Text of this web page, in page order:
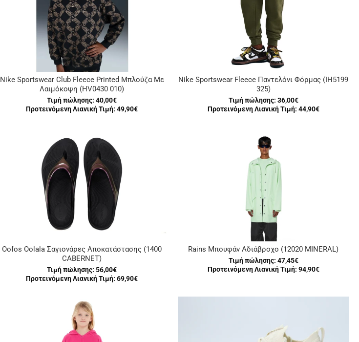
Nike Sportswear Club Fleece Printed Μπλούζα Με
Λαιμόκοψη (HV0430 010)
Τιμή πώλησης: 40,00€
Προτεινόμενη Λιανική Τιμή: 49,90€
Nike Sportswear Fleece Παντελόνι Φόρμας (IH5199
325)
Τιμή πώλησης: 36,00€
Προτεινόμενη Λιανική Τιμή: 44,90€
Oofos Oolala Σαγιονάρες Αποκατάστασης (1400
CABERNET)
Τιμή πώλησης: 56,00€
Προτεινόμενη Λιανική Τιμή: 69,90€
Rains Μπουφάν Αδιάβροχο (12020 MINERAL)
Τιμή πώλησης: 47,45€
Προτεινόμενη Λιανική Τιμή: 94,90€